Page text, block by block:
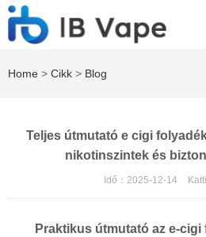
Home > Cikk > Blog
Teljes útmutató e cigi
nikotinszintek és
Idő：2025-12-14
Praktikus útmutató az e-